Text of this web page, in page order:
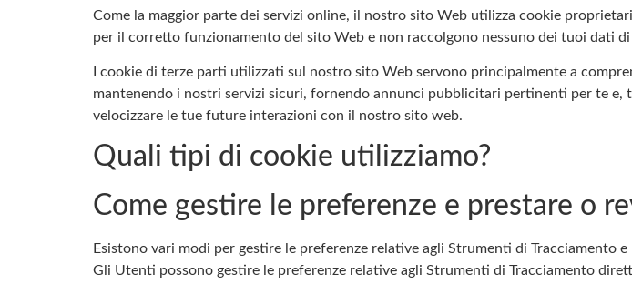
Come la maggior parte dei servizi online, il nostro sito Web utilizza cookie
per il corretto funzionamento del sito Web e non raccolgono nessuno dei tuoi dati
I cookie di terze parti utilizzati sul nostro sito Web servono principalmente a
mantenendo i nostri servizi sicuri, fornendo annunci pubblicitari pertinenti per te
velocizzare le tue future interazioni con il nostro sito web.
Quali tipi di cookie utilizziamo?
Come gestire le preferenze e prestare o
Esistono vari modi per gestire le preferenze relative agli Strumenti di Tracciamento
Gli Utenti possono gestire le preferenze relative agli Strumenti di Tracciamento